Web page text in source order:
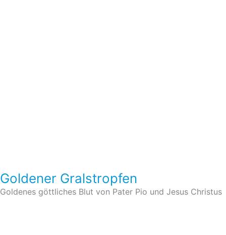
Goldener Gralstropfen
Goldenes göttliches Blut von Pater Pio und Jesus Christus